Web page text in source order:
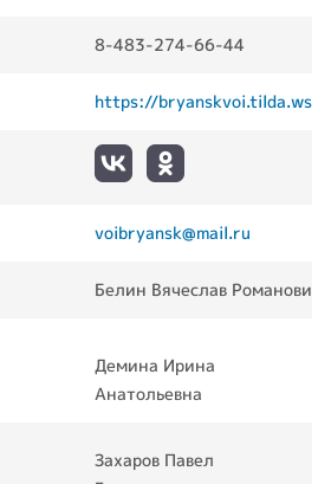
8-483-274-66-44
https://bryanskvoi.tilda.ws/
voibryansk@mail.ru
Белин Вячеслав Романович
Демина Ирина
Анатольевна
Захаров Павел